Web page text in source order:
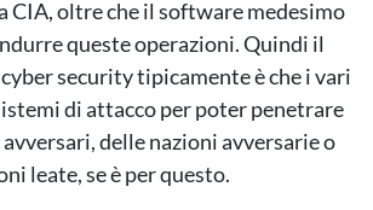
CIA, oltre che il software medesimo
queste operazioni. Quindi il
security tipicamente è che i vari
di attacco per poter penetrare
delle nazioni avversarie o
leate, se è per questo.